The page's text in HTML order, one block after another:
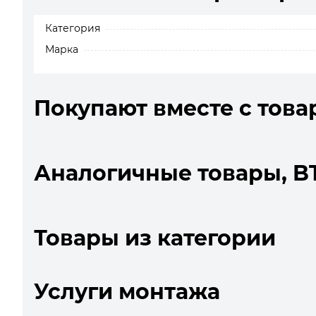
Категория
Марка
Покупают вместе с
Аналогичные товары,
Товары из категории
Услуги монтажа